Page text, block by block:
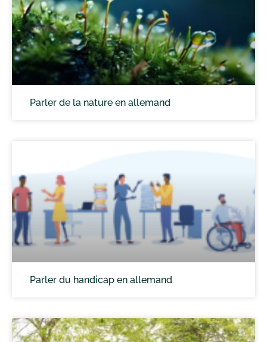
Parler de la nature en allemand
Parler du handicap en allemand